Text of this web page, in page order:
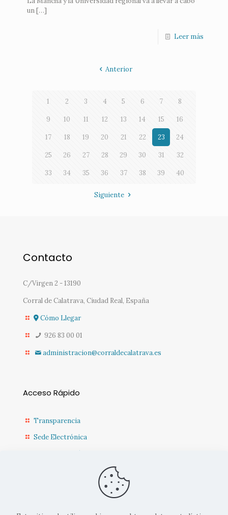
un[…]
Leer más
Anterior
1 2 3 4 5 6 7 8
9 10 11 12 13 14 15 16
17 18 19 20 21 22 23 24
25 26 27 28 29 30 31 32
33 34 35 36 37 38 39 40
Siguiente
Contacto
C/Virgen 2 - 13190
Corral de Calatrava, Ciudad Real, España
Cómo Llegar
926 83 00 01
administracion@corraldecalatrava.es
Acceso Rápido
Transparencia
Sede Electrónica
Sede Diputación CR
Actualidad Municipal